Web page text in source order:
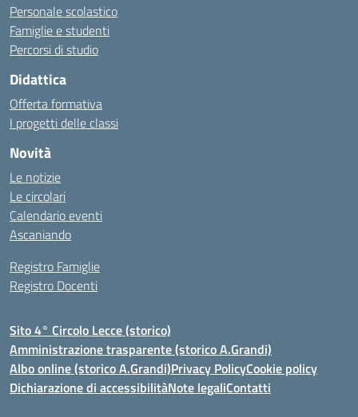
Personale scolastico
Famiglie e studenti
Percorsi di studio
Didattica
Offerta formativa
I progetti delle classi
Novità
Le notizie
Le circolari
Calendario eventi
Ascaniando
Registro Famiglie
Registro Docenti
Sito 4° Circolo Lecce (storico)
Amministrazione trasparente (storico A.Grandi)
Albo online (storico A.Grandi)Privacy PolicyCookie policy
Dichiarazione di accessibilitàNote legaliContatti